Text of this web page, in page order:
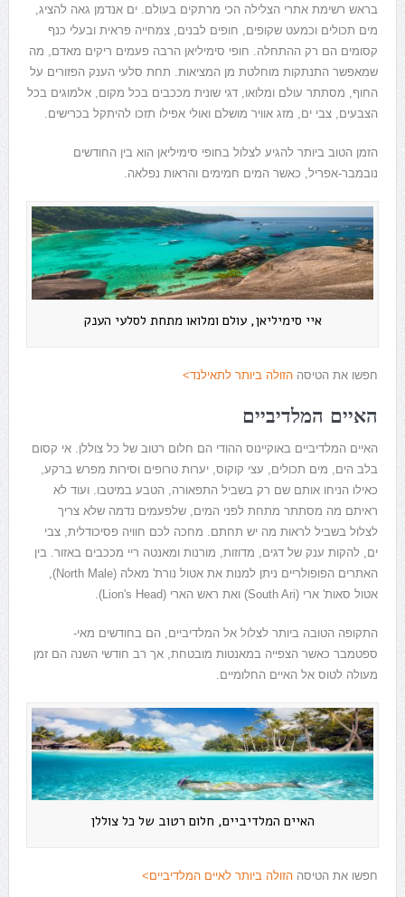
בראש רשימת אתרי הצלילה הכי מרתקים בעולם. ים אנדמן גאה להציג,
מים תכולים וכמעט שקופים, חופים לבנים, צמחייה פראית ובעלי כנף
קסומים הם רק ההתחלה. חופי סימיליאן הרבה פעמים ריקים מאדם, מה
שמאפשר התנתקות מוחלטת מן המציאות. תחת סלעי הענק הפזורים על
החוף, מסתתר עולם ומלואו, דגי שונית מככבים בכל מקום, אלמוגים בכל
הצבעים, צבי ים, מזג אוויר מושלם ואולי אפילו תזכו להיתקל בכרישים.
הזמן הטוב ביותר להגיע לצלול בחופי סימיליאן הוא בין החודשים
נובמבר-אפריל, כאשר המים חמימים והראות נפלאה.
איי סימיליאן, עולם ומלואו מתחת לסלעי הענק
חפשו את הטיסה הזולה ביותר לתאילנד>
האיים המלדיביים
האיים המלדיביים באוקיינוס ההודי הם חלום רטוב של כל צוללן. אי קסום
בלב הים, מים תכולים, עצי קוקוס, יערות טרופים וסירות מפרש ברקע,
כאילו הניחו אותם שם רק בשביל התפאורה, הטבע במיטבו. ועוד לא
ראיתם מה מסתתר מתחת לפני המים, שלפעמים נדמה שלא צריך
לצלול בשביל לראות מה יש תחתם. מחכה לכם חוויה פסיכודלית, צבי
ים, להקות ענק של דגים, מדוזות, מורנות ומאנטה ריי מככבים באזור. בין
האתרים הפופולריים ניתן למנות את אטול נורת' מאלה (North Male),
אטול סאות' ארי (South Ari) ואת ראש הארי (Lion's Head).
התקופה הטובה ביותר לצלול אל המלדיביים, הם בחודשים מאי-
ספטמבר כאשר הצפייה במאנטות מובטחת, אך רב חודשי השנה הם זמן
מעולה לטוס אל האיים החלומיים.
האיים המלדיביים, חלום רטוב של כל צוללן
חפשו את הטיסה הזולה ביותר לאיים המלדיביים>